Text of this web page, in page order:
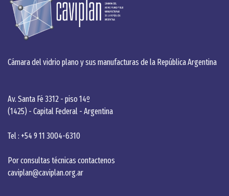
Cámara del vidrio plano y sus manufacturas de la República Argentina
Av. Santa Fé 3312 - piso 14º
(1425) - Capital Federal - Argentina
Tel : +54 9 11 3004-6310
Por consultas técnicas contactenos
caviplan@caviplan.org.ar